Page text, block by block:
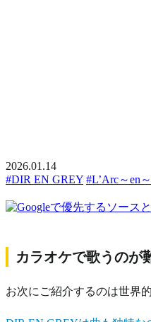
2026.01.14
#DIR EN GREY #L’Arc～en
カラオケで歌うのが
お次にご紹介するのは世界